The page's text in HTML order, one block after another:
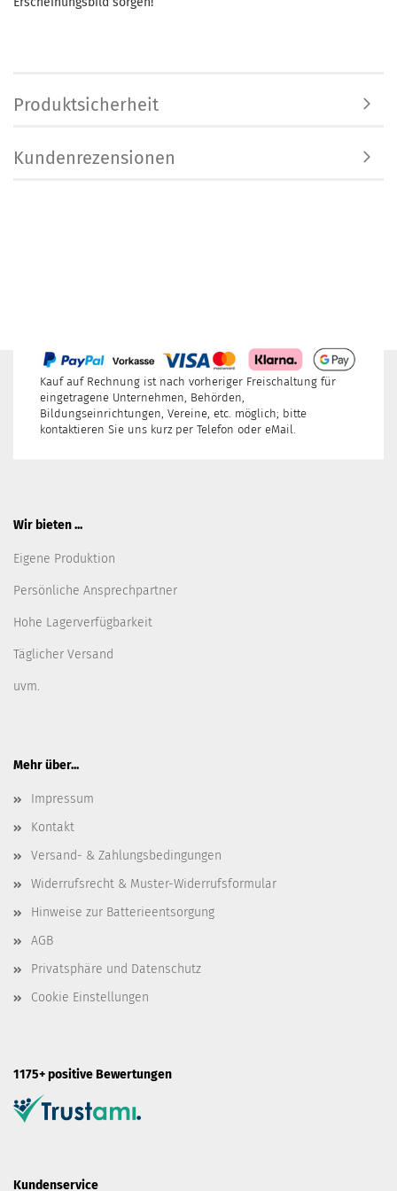
Produktsicherheit
Kundenrezensionen
Kauf auf Rechnung ist nach vorheriger Freischaltung für
eingetragene Unternehmen, Behörden,
Bildungseinrichtungen, Vereine, etc. möglich; bitte
kontaktieren Sie uns kurz per Telefon oder eMail.
Wir bieten ...
Eigene Produktion
Persönliche Ansprechpartner
Hohe Lagerverfügbarkeit
Täglicher Versand
uvm.
Mehr über...
Impressum
Kontakt
Versand- & Zahlungsbedingungen
Widerrufsrecht & Muster-Widerrufsformular
Hinweise zur Batterieentsorgung
AGB
Privatsphäre und Datenschutz
Cookie Einstellungen
1175+ positive Bewertungen
Kundenservice